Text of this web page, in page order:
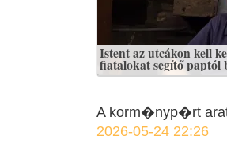
Istent az utcákon kell
fiatalokat segítő
A korm�nyp�rt
2026-05-24 22:26